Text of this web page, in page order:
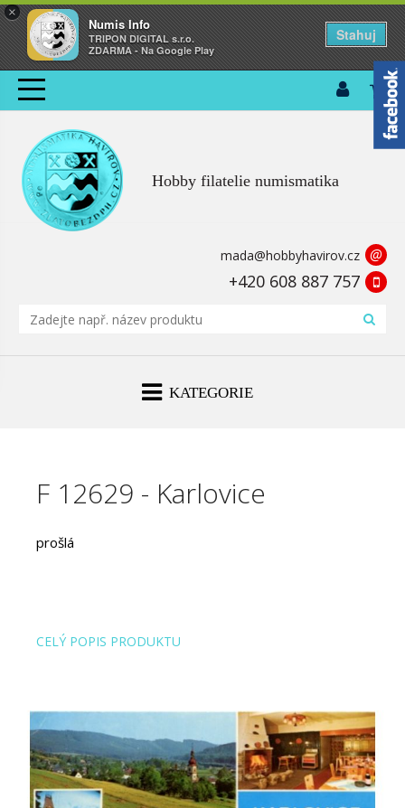
×
Numis Info
TRIPON DIGITAL s.r.o.
ZDARMA - Na Google Play
Stahuj
Hobby filatelie numismatika
mada@hobbyhavirov.cz @
+420 608 887 757
KATEGORIE
F 12629 - Karlovice
prošlá
CELÝ POPIS PRODUKTU